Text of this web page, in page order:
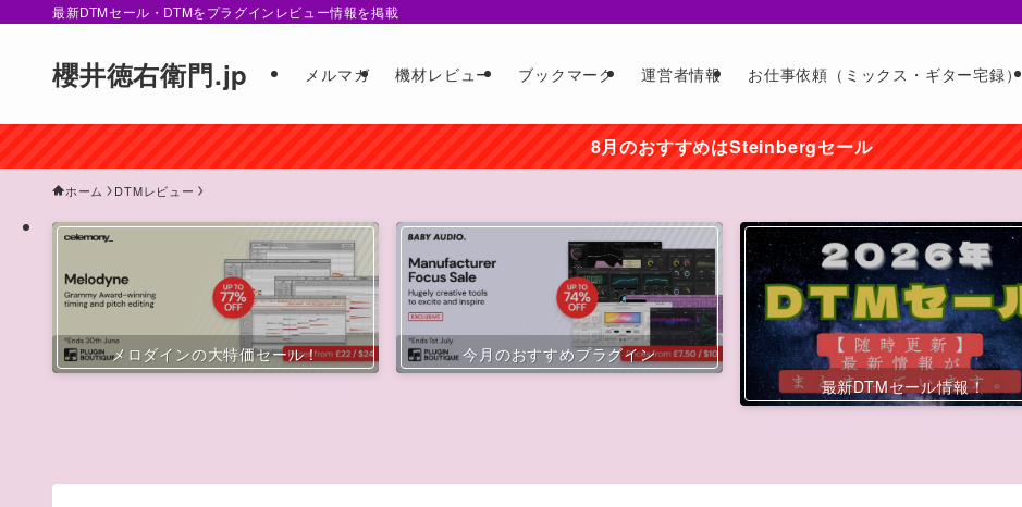
最新DTMセール・DTMをプラグインレビュー情報を掲載
櫻井徳右衛門.jp メルマガ 機材レビュー ブックマーク 運営者情報 お仕事依頼（ミックス・ギター宅録）
8月のおすすめはSteinbergセール
ホーム DTMレビュー
メロダインの大特価セール！
今月のおすすめプラグイン
最新DTMセール情報！